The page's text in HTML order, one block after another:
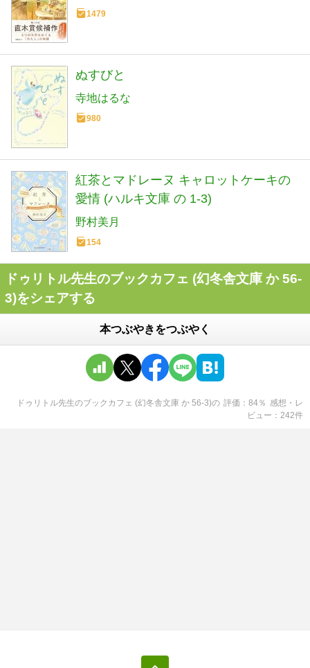
1479
ぬすびと
寺地はるな
980
紅茶とマドレーヌ キャロットケーキの
愛情 (ハルキ文庫 の 1-3)
野村美月
154
ドゥリトル先生のブックカフェ (幻冬舎文庫 か 56-
3)をシェアする
本つぶやきをつぶやく
ドゥリトル先生のブックカフェ (幻冬舎文庫 か 56-3)の 評価 84％ 感想・レ
ビュー
242件